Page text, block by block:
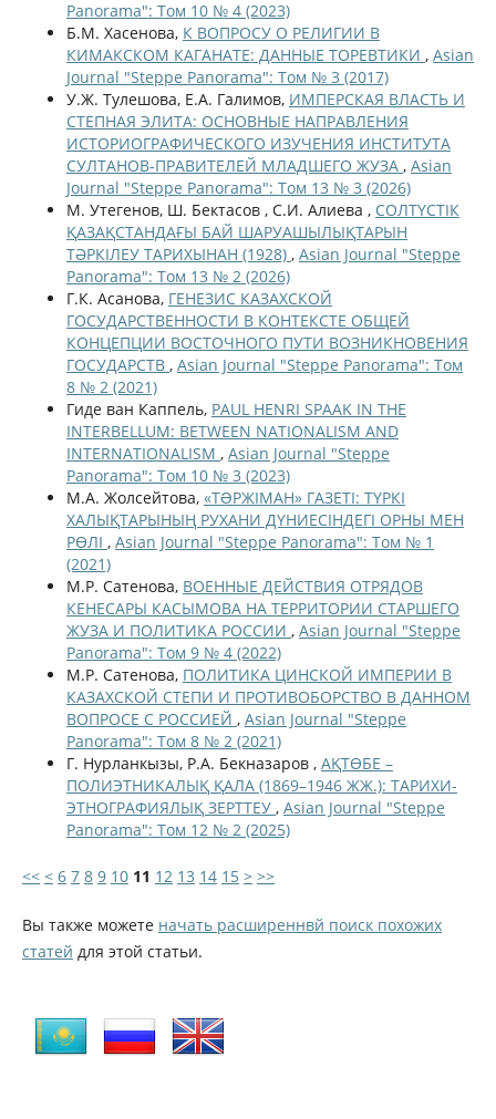
Panorama": Том 10 № 4 (2023)
Б.М. Хасенова, К ВОПРОСУ О РЕЛИГИИ В
КИМАКСКОМ КАГАНАТЕ: ДАННЫЕ ТОРЕВТИКИ , Asian
Journal "Steppe Panorama": Том № 3 (2017)
У.Ж. Тулешова, Е.А. Галимов, ИМПЕРСКАЯ ВЛАСТЬ И
СТЕПНАЯ ЭЛИТА: ОСНОВНЫЕ НАПРАВЛЕНИЯ
ИСТОРИОГРАФИЧЕСКОГО ИЗУЧЕНИЯ ИНСТИТУТА
СУЛТАНОВ-ПРАВИТЕЛЕЙ МЛАДШЕГО ЖУЗА , Asian
Journal "Steppe Panorama": Том 13 № 3 (2026)
М. Утегенов, Ш. Бектасов , С.И. Алиева , СОЛТҮСТІК
ҚАЗАҚСТАНДАҒЫ БАЙ ШАРУАШЫЛЫҚТАРЫН
ТӘРКІЛЕУ ТАРИХЫНАН (1928) , Asian Journal "Steppe
Panorama": Том 13 № 2 (2026)
Г.К. Асанова, ГЕНЕЗИС КАЗАХСКОЙ
ГОСУДАРСТВЕННОСТИ В КОНТЕКСТЕ ОБЩЕЙ
КОНЦЕПЦИИ ВОСТОЧНОГО ПУТИ ВОЗНИКНОВЕНИЯ
ГОСУДАРСТВ , Asian Journal "Steppe Panorama": Том
8 № 2 (2021)
Гиде ван Каппель, PAUL HENRI SPAAK IN THE
INTERBELLUM: BETWEEN NATIONALISM AND
INTERNATIONALISM , Asian Journal "Steppe
Panorama": Том 10 № 3 (2023)
М.А. Жолсейтова, «ТƏРЖІМАН» ГАЗЕТІ: ТҮРКІ
ХАЛЫҚТАРЫНЫҢ РУХАНИ ДҮНИЕСІНДЕГІ ОРНЫ МЕН
РӨЛІ , Asian Journal "Steppe Panorama": Том № 1
(2021)
М.Р. Сатенова, ВОЕННЫЕ ДЕЙСТВИЯ ОТРЯДОВ
КЕНЕСАРЫ КАСЫМОВА НА ТЕРРИТОРИИ СТАРШЕГО
ЖУЗА И ПОЛИТИКА РОССИИ , Asian Journal "Steppe
Panorama": Том 9 № 4 (2022)
М.Р. Сатенова, ПОЛИТИКА ЦИНСКОЙ ИМПЕРИИ В
КАЗАХСКОЙ СТЕПИ И ПРОТИВОБОРСТВО В ДАННОМ
ВОПРОСЕ С РОССИЕЙ , Asian Journal "Steppe
Panorama": Том 8 № 2 (2021)
Г. Нурланкызы, Р.А. Бекназаров , АҚТӨБЕ –
ПОЛИЭТНИКАЛЫҚ ҚАЛА (1869–1946 ЖЖ.): ТАРИХИ-
ЭТНОГРАФИЯЛЫҚ ЗЕРТТЕУ , Asian Journal "Steppe
Panorama": Том 12 № 2 (2025)
<< < 6 7 8 9 10 11 12 13 14 15 > >>
Вы также можете начать расширеннвй поиск похожих
статей для этой статьи.